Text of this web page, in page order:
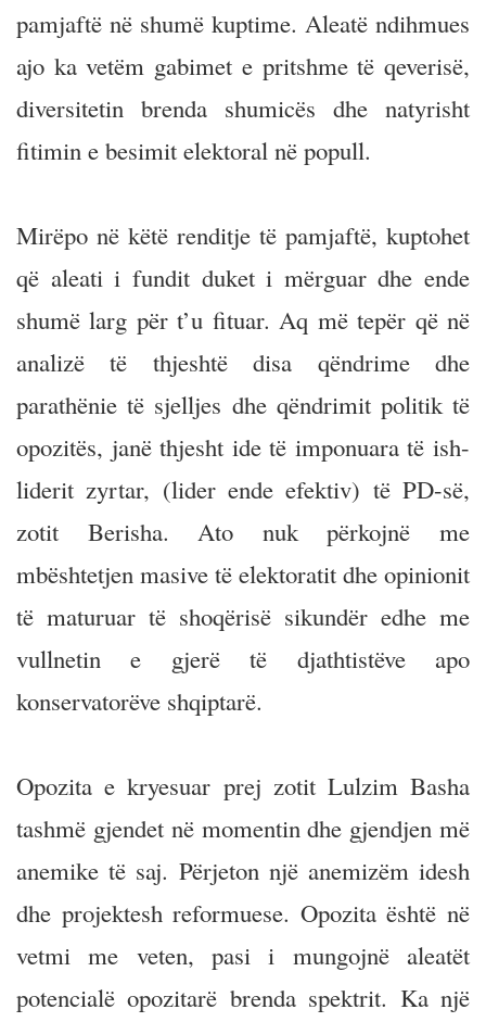
pamjaftë në shumë kuptime. Aleatë ndihmues
ajo ka vetëm gabimet e pritshme të qeverisë,
diversitetin brenda shumicës dhe natyrisht
fitimin e besimit elektoral në popull.
Mirëpo në këtë renditje të pamjaftë, kuptohet
që aleati i fundit duket i mërguar dhe ende
shumë larg për t’u fituar. Aq më tepër që në
analizë të thjeshtë disa qëndrime dhe
parathënie të sjelljes dhe qëndrimit politik të
opozitës, janë thjesht ide të imponuara të ish-
liderit zyrtar, (lider ende efektiv) të PD-së,
zotit Berisha. Ato nuk përkojnë me
mbështetjen masive të elektoratit dhe opinionit
të maturuar të shoqërisë sikundër edhe me
vullnetin e gjerë të djathtistëve apo
konservatorëve shqiptarë.
Opozita e kryesuar prej zotit Lulzim Basha
tashmë gjendet në momentin dhe gjendjen më
anemike të saj. Përjeton një anemizëm idesh
dhe projektesh reformuese. Opozita është në
vetmi me veten, pasi i mungojnë aleatët
potencialë opozitarë brenda spektrit. Ka një